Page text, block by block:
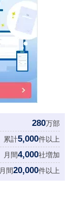
280万部
累計5,000件以上
月間4,000社増加
月間20,000件以上